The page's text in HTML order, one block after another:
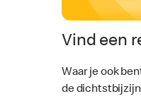
Vind een
Waar je ook
de